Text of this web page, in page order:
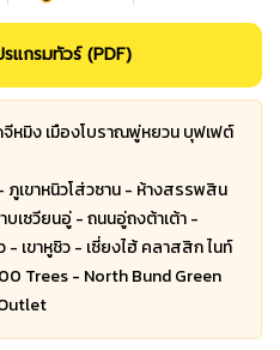
แกรมทัวร์ (PDF)
จีหมิง เมืองโบราณพู่หยวน บุฟเฟต์
เขาหนิวโส่วซาน - ห้างสรรพสิน
บเซวียนอู่ - ถนนอู่ถงต้าเต้า -
- เขาหูชิว - เซี่ยงไฮ้ คลาสสิก ไนท์
Trees - North Bund Green